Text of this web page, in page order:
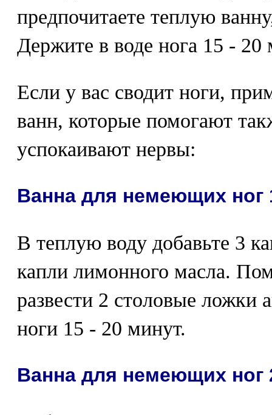
предпочитаете теплую
Держите в воде нога 15 - 20
Если у вас сводит ноги,
ванн, которые помогают
успокаивают нервы:
Ванна для немеющих ног
В теплую воду добавьте 3
капли лимонного масла.
развести 2 столовые ложки
ноги 15 - 20 минут.
Ванна для немеющих ног